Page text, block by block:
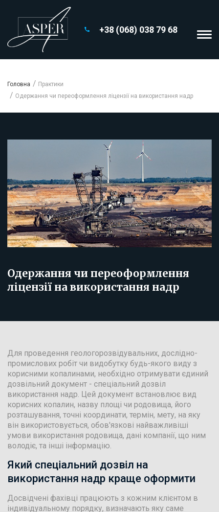
+38 (068) 038 79 68
Головна
Практики
Одержання чи переоформлення ліцензії на використання надр
Одержання чи переоформлення
ліцензії на використання надр
Для проведення геологорозвідувальних, дослідно-
промислових робіт чи видобутку будь-якого виду з
корисними копалинами, необхідно отримувати єдиний
дозвільний документ - спеціальний дозвіл
використання надр. Цей документ встановлює вид
корисних копалин, назву площі чи родовища, його
розташування, точні координати, термін, мету, на яку
він використовується, обов'язкові найважливіші
умови використання родовища, дані компанії, що ним
володіє, та інші інформацію.
Який спеціальний дозвіл на
використання надр краще оформити
Досвідчені фахівці працюють з кожним клієнтом в
індивідуальному порядку, визначають яку саме